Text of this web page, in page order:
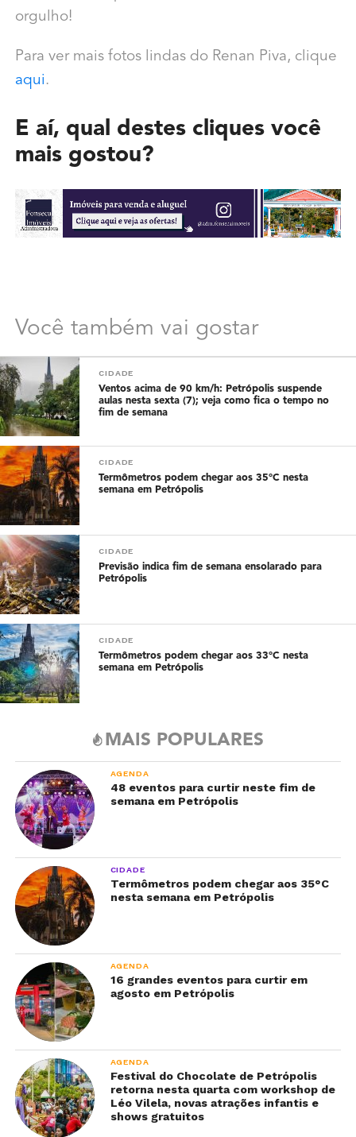
orgulho!
Para ver mais fotos lindas do Renan Piva, clique
aqui .
E aí, qual destes cliques você
mais gostou?
Você também vai gostar
CIDADE
Ventos acima de 90 km/h: Petrópolis suspende
aulas nesta sexta (7); veja como fica o tempo no
fim de semana
CIDADE
Termômetros podem chegar aos 35°C nesta
semana em Petrópolis
CIDADE
Previsão indica fim de semana ensolarado para
Petrópolis
CIDADE
Termômetros podem chegar aos 33°C nesta
semana em Petrópolis
MAIS POPULARES
AGENDA
48 eventos para curtir neste fim de
semana em Petrópolis
CIDADE
Termômetros podem chegar aos 35°C
nesta semana em Petrópolis
AGENDA
16 grandes eventos para curtir em
agosto em Petrópolis
AGENDA
Festival do Chocolate de Petrópolis
retorna nesta quarta com workshop de
Léo Vilela, novas atrações infantis e
shows gratuitos